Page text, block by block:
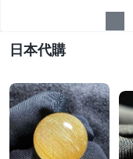
日本代購